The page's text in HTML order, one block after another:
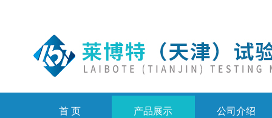
首 页 产品展示 公司介绍